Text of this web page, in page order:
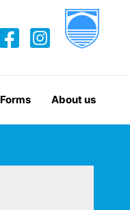
Forms About us